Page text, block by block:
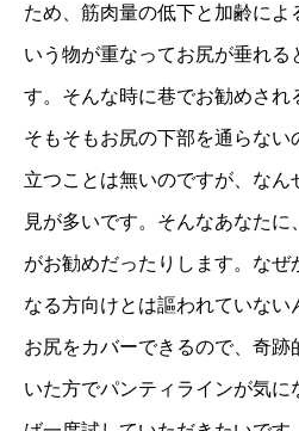
ため、筋肉量の低下と加齢によ
いう物が重なってお尻が垂れる
す。そんな時に巷でお勧めされ
そもそもお尻の下部を通らない
立つことは無いのですが、な
見が多いです。そんなあなた
がお勧めだったりします。なぜ
なる方向けとは謳われていな
お尻をカバーできるので、奇
いた方でパンティラインが気